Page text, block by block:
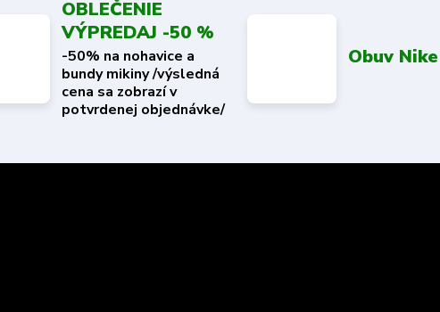
OBLEČENIE
VÝPREDAJ -50 %
-50% na nohavice a
bundy mikiny /výsledná
cena sa zobrazí v
potvrdenej objednávke/
Obuv